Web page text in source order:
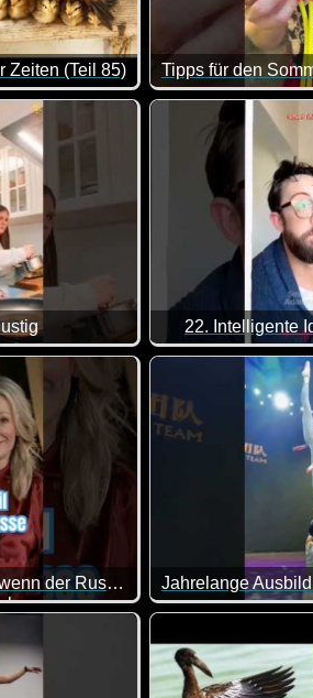
einen Lacher gut.
Zeiten (Teil 85)
entspannt mit ein paar Chips und
da von allem was dabei ist. Viel Spaß
22. Intelligente
Was macht Finn-Emil, wenn der Russ' kommt?
Sie bringt es immer wieder genau
Da bleibt einem